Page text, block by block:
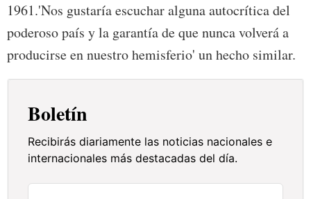
1961.'Nos gustaría escuchar alguna autocrítica del
poderoso país y la garantía de que nunca volverá a
producirse en nuestro hemisferio' un hecho similar.
Boletín
Recibirás diariamente las noticias nacionales e
internacionales más destacadas del día.